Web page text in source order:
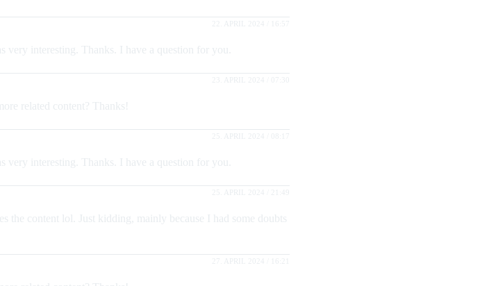
22. APRIL 2024 / 16:57
interesting. Thanks. I have a question for you.
23. APRIL 2024 / 07:30
related content? Thanks!
25. APRIL 2024 / 08:17
interesting. Thanks. I have a question for you.
25. APRIL 2024 / 21:49
the content lol. Just kidding, mainly because I had some doubts
27. APRIL 2024 / 16:21